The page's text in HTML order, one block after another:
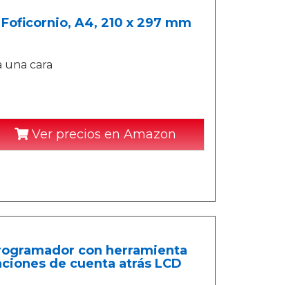
A4, 210 x 297 mm
una cara
Ver precios en Amazon
con herramienta
de cuenta atrás LCD